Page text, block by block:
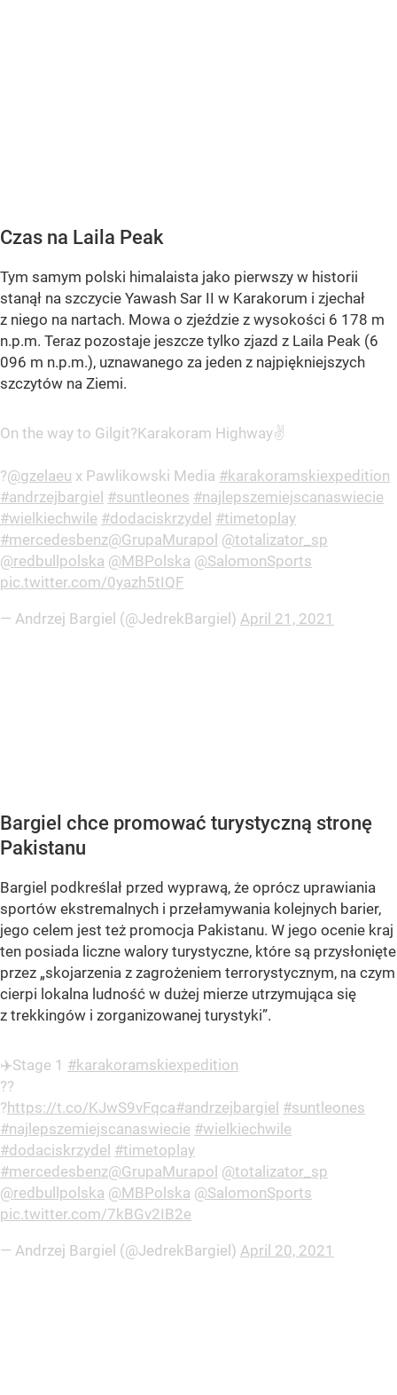
Czas na Laila Peak
Tym samym polski himalaista jako pierwszy w historii
stanął na szczycie Yawash Sar II w Karakorum i zjechał
z niego na nartach. Mowa o zjeździe z wysokości 6 178 m
n.p.m. Teraz pozostaje jeszcze tylko zjazd z Laila Peak (6
096 m n.p.m.), uznawanego za jeden z najpiękniejszych
szczytów na Ziemi.
On the way to Gilgit?Karakoram Highway✌️
?@gzelaeu x Pawlikowski Media #karakoramskiexpedition
#andrzejbargiel #suntleones #najlepszemiejscanaswiecie
#wielkiechwile #dodaciskrzydel #timetoplay
#mercedesbenz@GrupaMurapol @totalizator_sp
@redbullpolska @MBPolska @SalomonSports
pic.twitter.com/0yazh5tIQF
— Andrzej Bargiel (@JedrekBargiel) April 21, 2021
Bargiel chce promować turystyczną stronę
Pakistanu
Bargiel podkreślał przed wyprawą, że oprócz uprawiania
sportów ekstremalnych i przełamywania kolejnych barier,
jego celem jest też promocja Pakistanu. W jego ocenie kraj
ten posiada liczne walory turystyczne, które są przysłonięte
przez „skojarzenia z zagrożeniem terrorystycznym, na czym
cierpi lokalna ludność w dużej mierze utrzymująca się
z trekkingów i zorganizowanej turystyki”.
✈️Stage 1 #karakoramskiexpedition
??
?https://t.co/KJwS9vFqca#andrzejbargiel #suntleones
#najlepszemiejscanaswiecie #wielkiechwile
#dodaciskrzydel #timetoplay
#mercedesbenz@GrupaMurapol @totalizator_sp
@redbullpolska @MBPolska @SalomonSports
pic.twitter.com/7kBGv2IB2e
— Andrzej Bargiel (@JedrekBargiel) April 20, 2021